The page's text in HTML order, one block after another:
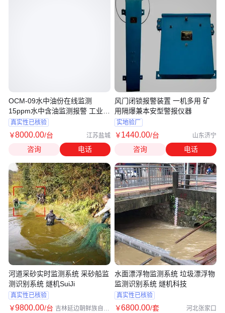
OCM-09水中油份在线监测
15ppm水中含油监测报警 工业
船舶可用
真实性已核验
￥8000.00/台 江苏盐城
咨询 电话
河道采砂实时监测系统 采砂船监
测识别系统 燧机SuiJi
真实性已核验
￥9800.00/台 吉林延边朝鲜族自治
风门闭锁报警装置 一机多用 矿
用隔爆兼本安型警报仪器
实地验厂
￥1440.00/台 山东济宁
咨询 电话
水面漂浮物监测系统 垃圾漂浮物
监测识别系统 燧机科技
真实性已核验
￥6800.00/套 河北张家口